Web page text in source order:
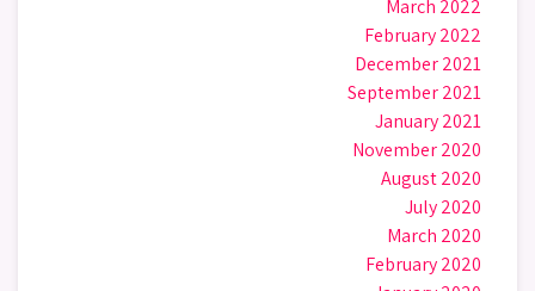
March 2022
February 2022
December 2021
September 2021
January 2021
November 2020
August 2020
July 2020
March 2020
February 2020